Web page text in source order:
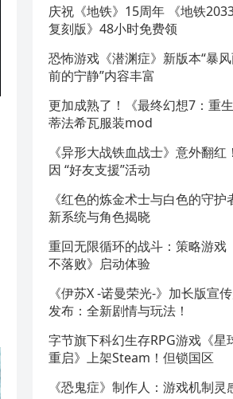
庆祝《地铁》15周年 《地铁2033
复刻版》48小时免费领
恐怖游戏《潜渊症》新版本“暴
前的宁静”内容丰富
更加成熟了！《最终幻想7：重生
蒂法希瓦服装mod
《异形大战铁血战士》意外翻红
因 “好友支援”活动
《红色的炼金术士与白色的守护
新系统与角色揭晓
重回无限循环的战斗：策略游戏
不落败》启动体验
《伊苏X -诺曼荣光-》加长版宣
发布：全新剧情与玩法！
字节旗下科幻生存RPG游戏《星
重启》上架Steam！但锁国区
《恐鬼症》制作人：游戏机制灵